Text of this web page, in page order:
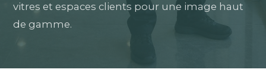
vitres et espaces clients pour une image haut
de gamme.